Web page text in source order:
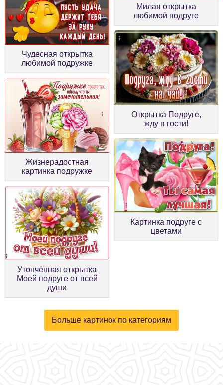
Чудесная открытка
любимой подружке
Милая открытка
любимой подруге
Жизнерадостная
картинка подружке
Открытка Подруге,
жду в гости!
Утончённая открытка
Моей подруге от всей
души
Картинка подруге с
цветами
Больше картинок по категориям